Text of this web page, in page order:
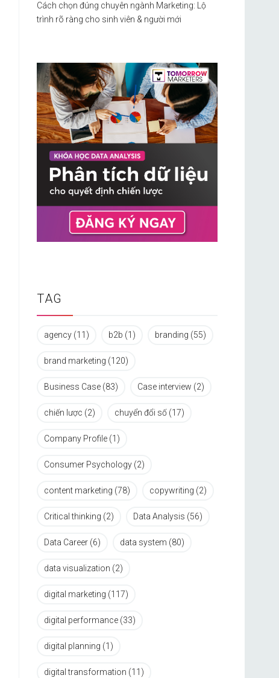
Cách chọn đúng chuyên ngành Marketing: Lộ
trình rõ ràng cho sinh viên & người mới
TAG
agency (11) b2b (1) branding (55)
brand marketing (120)
Business Case (83) Case interview (2)
chiến lược (2) chuyển đổi số (17)
Company Profile (1)
Consumer Psychology (2)
content marketing (78) copywriting (2)
Critical thinking (2) Data Analysis (56)
Data Career (6) data system (80)
data visualization (2)
digital marketing (117)
digital performance (33)
digital planning (1)
digital transformation (11)